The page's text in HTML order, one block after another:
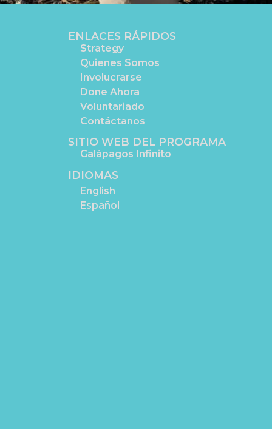
ENLACES RÁPIDOS
Strategy
Quienes Somos
Involucrarse
Done Ahora
Voluntariado
Contáctanos
SITIO WEB DEL PROGRAMA
Galápagos Infinito
IDIOMAS
English
Español